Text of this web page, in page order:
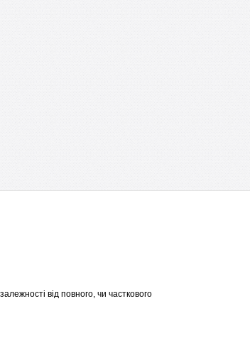
від повного, чи часткового